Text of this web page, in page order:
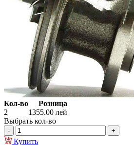
Кол-во
Розница
2
1355.00 лей
Выбрать кол-во
Купить